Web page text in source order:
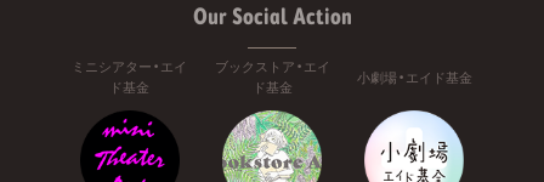
Our Social Action
ミニシアター・エイ
ド基金
ブックストア・エイ
ド基金
小劇場・エイド基金